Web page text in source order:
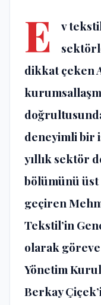
E
v
dikkat çeken
deneyimli bir
yıllık sektör
bölümünü üst
geçiren
Tekstil’in
olarak göreve
Yönetim
Berkay